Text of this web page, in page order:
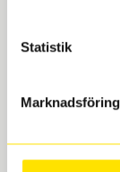
Statistik
Marknadsföring
Boka och
När du
Göteborg. Välj